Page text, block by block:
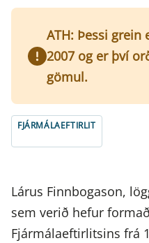
ATH: Þessi grein
2007 og er því
gömul.
FJÁRMÁLAEFTIRLIT
Lárus Finnbogason,
sem verið hefur
Fjármálaeftirlitsins frá